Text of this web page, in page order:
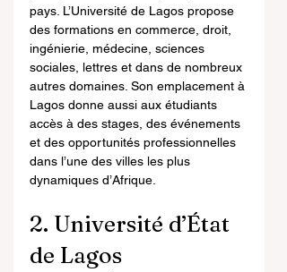
pays. L’Université de Lagos propose
des formations en commerce, droit,
ingénierie, médecine, sciences
sociales, lettres et dans de nombreux
autres domaines. Son emplacement à
Lagos donne aussi aux étudiants
accès à des stages, des événements
et des opportunités professionnelles
dans l’une des villes les plus
dynamiques d’Afrique.
2. Université d’État
de Lagos